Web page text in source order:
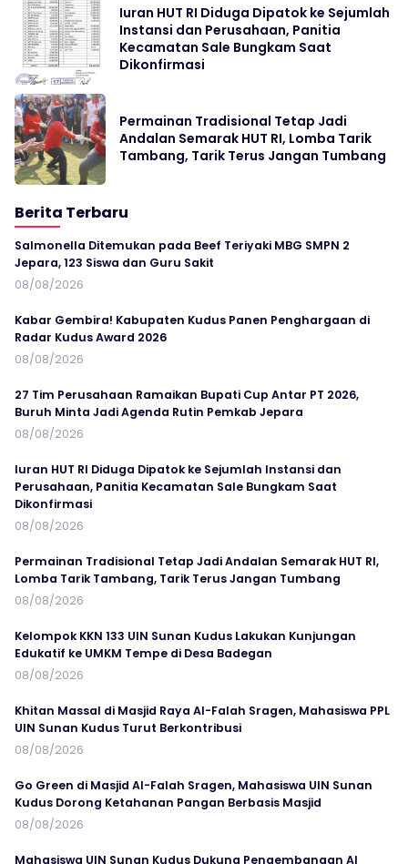
Iuran HUT RI Diduga Dipatok ke Sejumlah
Instansi dan Perusahaan, Panitia
Kecamatan Sale Bungkam Saat
Dikonfirmasi
Permainan Tradisional Tetap Jadi
Andalan Semarak HUT RI, Lomba Tarik
Tambang, Tarik Terus Jangan Tumbang
Berita Terbaru
Salmonella Ditemukan pada Beef Teriyaki MBG SMPN 2
Jepara, 123 Siswa dan Guru Sakit
08/08/2026
Kabar Gembira! Kabupaten Kudus Panen Penghargaan di
Radar Kudus Award 2026
08/08/2026
27 Tim Perusahaan Ramaikan Bupati Cup Antar PT 2026,
Buruh Minta Jadi Agenda Rutin Pemkab Jepara
08/08/2026
Iuran HUT RI Diduga Dipatok ke Sejumlah Instansi dan
Perusahaan, Panitia Kecamatan Sale Bungkam Saat
Dikonfirmasi
08/08/2026
Permainan Tradisional Tetap Jadi Andalan Semarak HUT RI,
Lomba Tarik Tambang, Tarik Terus Jangan Tumbang
08/08/2026
Kelompok KKN 133 UIN Sunan Kudus Lakukan Kunjungan
Edukatif ke UMKM Tempe di Desa Badegan
08/08/2026
Khitan Massal di Masjid Raya Al-Falah Sragen, Mahasiswa PPL
UIN Sunan Kudus Turut Berkontribusi
08/08/2026
Go Green di Masjid Al-Falah Sragen, Mahasiswa UIN Sunan
Kudus Dorong Ketahanan Pangan Berbasis Masjid
08/08/2026
Mahasiswa UIN Sunan Kudus Dukung Pengembangan Al